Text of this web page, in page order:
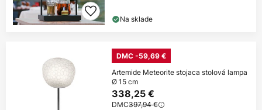
Na sklade
DMC -59,69 €
Artemide Meteorite stojaca stolová lampa
Ø 15 cm
338,25 €
DMC397,94 €